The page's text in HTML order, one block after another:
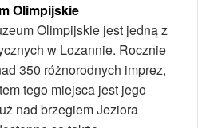
Olimpijskie
Olimpijskie jest jedną z
w Lozannie. Rocznie
350 różnorodnych imprez,
tego miejsca jest jego
nad brzegiem Jeziora